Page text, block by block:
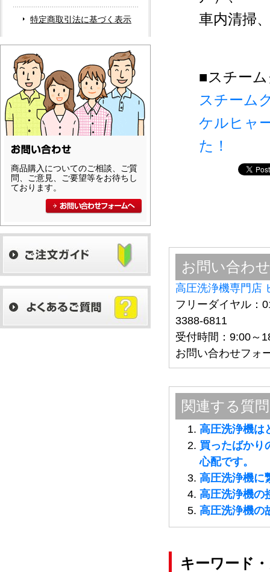
車内清掃
■スチー
スチーム
ケルヒャ
た！
お問い合わ
高圧洗浄機専門店
フリーダイヤル：
3388-6811
受付時間：9:00～
お問い合わせフォ
関連する質問
高圧洗浄機は
買ったばかり
心配です。
高圧洗浄機に
高圧洗浄機の
高圧洗浄機の
キーワード
特定商取引法に基づく表示
商品購入についてのご相談、ご質
問、ご意見、ご要望等をお待ちし
ております。